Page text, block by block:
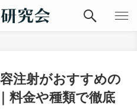
注射がおすすめの
料金や種類で徹底